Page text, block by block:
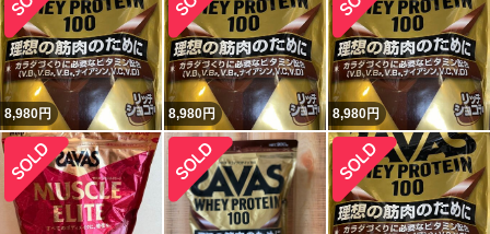
8,980円 8,980円 8,980円